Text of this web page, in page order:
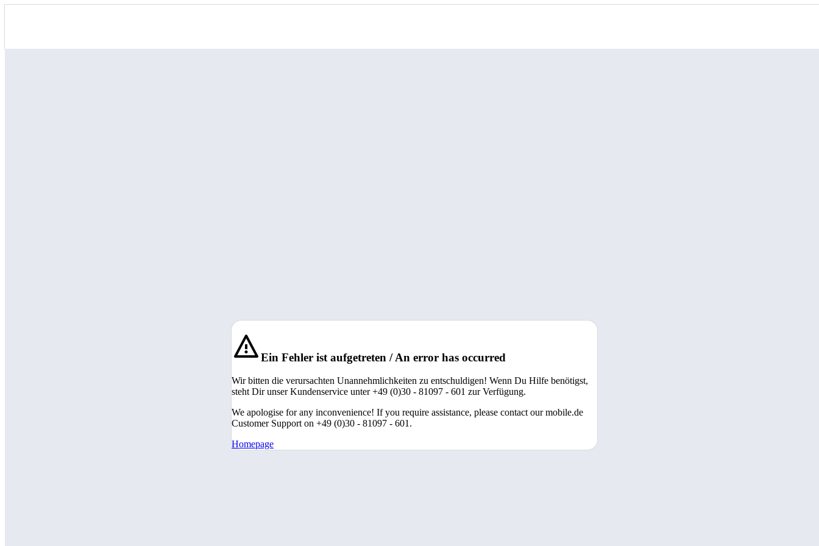
Ein Fehler ist aufgetreten / An error has occurred
Wir bitten die verursachten Unannehmlichkeiten zu entschuldigen! Wenn Du Hilfe benötigst,
steht Dir unser Kundenservice unter +49 (0)30 - 81097 - 601 zur Verfügung.
We apologise for any inconvenience! If you require assistance, please contact our mobile.de
Customer Support on +49 (0)30 - 81097 - 601.
Homepage